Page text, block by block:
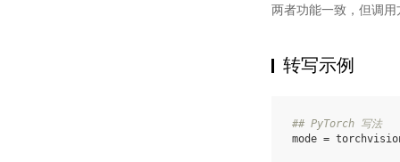
两者功能一致，但调
转写示例
## PyTorch 写法
mode =